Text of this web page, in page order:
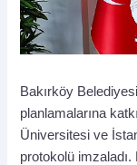
Bakırköy
planlamalarına
Üniversitesi ve
protokolü